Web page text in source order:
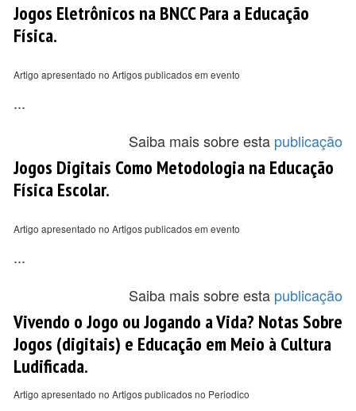
Jogos Eletrônicos na BNCC Para a Educação
Física.
Artigo apresentado no Artigos publicados em evento
...
Saiba mais sobre esta publicação
Jogos Digitais Como Metodologia na Educação
Física Escolar.
Artigo apresentado no Artigos publicados em evento
...
Saiba mais sobre esta publicação
Vivendo o Jogo ou Jogando a Vida? Notas Sobre
Jogos (digitais) e Educação em Meio à Cultura
Ludificada.
Artigo apresentado no Artigos publicados no Periodico